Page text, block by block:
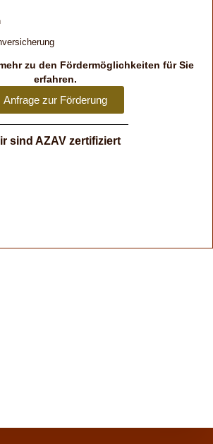
zu den Förder­möglich­keiten für Sie
erfahren.
Anfrage zur Förderung
sind AZAV zertifiziert